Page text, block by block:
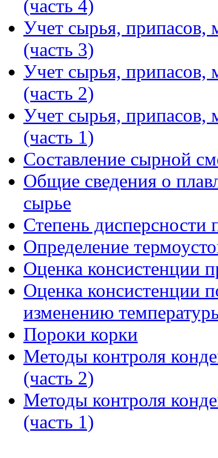
(часть 4)
Учет сырья, припасов,
(часть 3)
Учет сырья, припасов,
(часть 2)
Учет сырья, припасов,
(часть 1)
Составление сырной
Общие сведения о
сырье
Степень дисперсности
Определение
Оценка консистенции
Оценка консистенции
изменению
Пороки корки
Методы контроля
(часть 2)
Методы контроля
(часть 1)